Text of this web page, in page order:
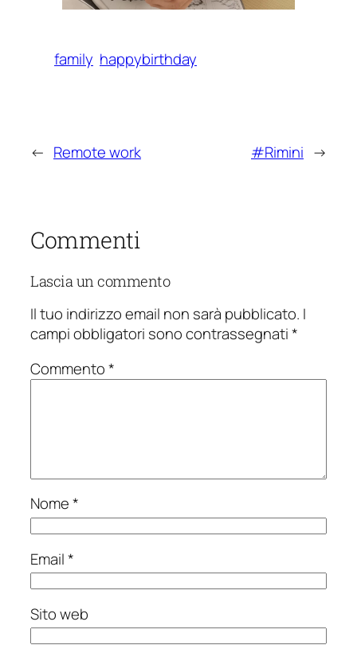
family happybirthday
← Remote work #Rimini →
Commenti
Lascia un commento
Il tuo indirizzo email non sarà pubblicato. I
campi obbligatori sono contrassegnati*
Commento*
Nome*
Email*
Sito web